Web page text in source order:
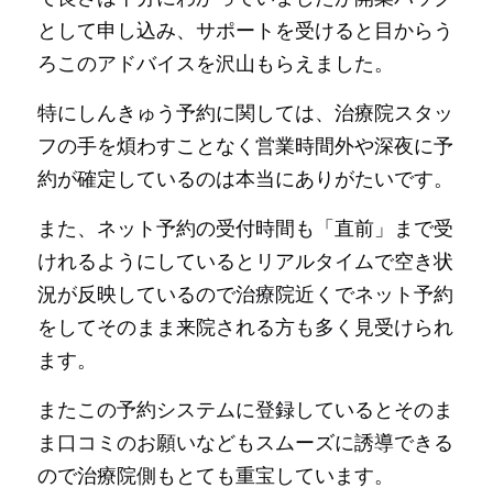
として申し込み、サポートを受けると目からう
ろこのアドバイスを沢山もらえました。
特にしんきゅう予約に関しては、治療院スタッ
フの手を煩わすことなく営業時間外や深夜に予
約が確定しているのは本当にありがたいです。
また、ネット予約の受付時間も「直前」まで受
けれるようにしているとリアルタイムで空き状
況が反映しているので治療院近くでネット予約
をしてそのまま来院される方も多く見受けられ
ます。
またこの予約システムに登録しているとそのま
ま口コミのお願いなどもスムーズに誘導できる
ので治療院側もとても重宝しています。